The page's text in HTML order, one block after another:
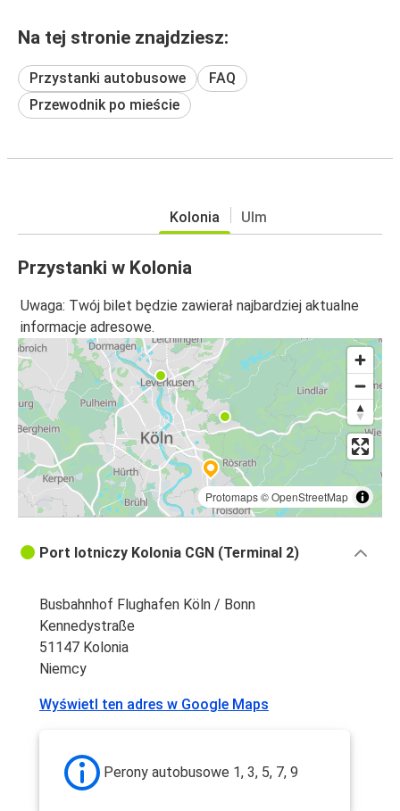
Na tej stronie znajdziesz:
Przystanki autobusowe
FAQ
Przewodnik po mieście
Kolonia Ulm
Przystanki w Kolonia
Uwaga: Twój bilet będzie zawierał najbardziej aktualne
informacje adresowe.
Protomaps©OpenStreetMap
Port lotniczy Kolonia CGN (Terminal 2)
Busbahnhof Flughafen Köln / Bonn
Kennedystraße
51147 Kolonia
Niemcy
Wyświetl ten adres w Google Maps
Perony autobusowe 1, 3, 5, 7, 9